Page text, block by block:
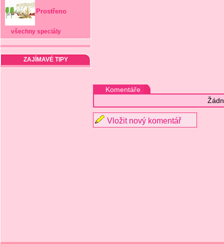
Prostřeno
všechny speciály
ZAJÍMAVÉ TIPY
Komentáře
Vložit nový komentář